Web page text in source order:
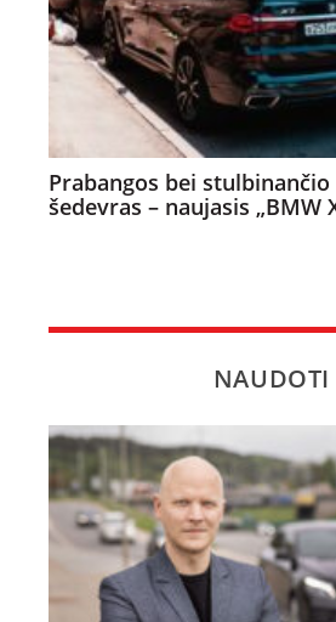
Prabangos bei
šedevras – naujasis „BMW
NAUDOTI